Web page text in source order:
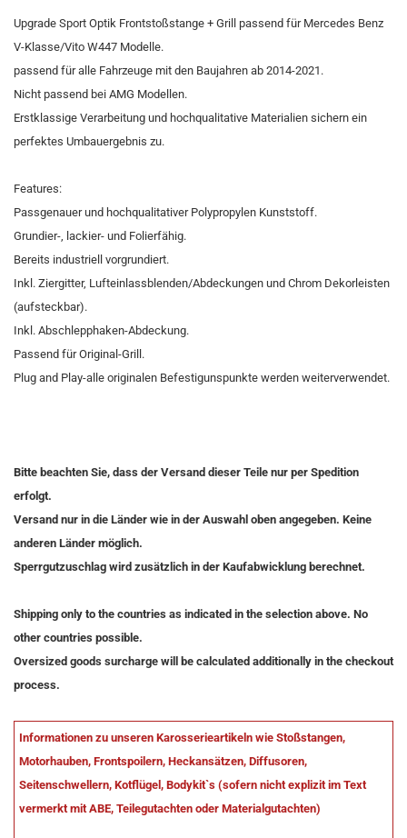
Upgrade Sport Optik Frontstoßstange + Grill passend für Mercedes Benz
V-Klasse/Vito W447 Modelle.
passend für alle Fahrzeuge mit den Baujahren ab 2014-2021.
Nicht passend bei AMG Modellen.
Erstklassige Verarbeitung und hochqualitative Materialien sichern ein
perfektes Umbauergebnis zu.
Features:
Passgenauer und hochqualitativer Polypropylen Kunststoff.
Grundier-, lackier- und Folierfähig.
Bereits industriell vorgrundiert.
Inkl. Ziergitter, Lufteinlassblenden/Abdeckungen und Chrom Dekorleisten
(aufsteckbar).
Inkl. Abschlepphaken-Abdeckung.
Passend für Original-Grill.
Plug and Play-alle originalen Befestigunspunkte werden weiterverwendet.
Bitte beachten Sie, dass der Versand dieser Teile nur per Spedition
erfolgt.
Versand nur in die Länder wie in der Auswahl oben angegeben. Keine
anderen Länder möglich.
Sperrgutzuschlag wird zusätzlich in der Kaufabwicklung berechnet.
Shipping only to the countries as indicated in the selection above. No
other countries possible.
Oversized goods surcharge will be calculated additionally in the checkout
process.
Informationen zu unseren Karosserieartikeln wie Stoßstangen,
Motorhauben, Frontspoilern, Heckansätzen, Diffusoren,
Seitenschwellern, Kotflügel, Bodykit`s (sofern nicht explizit im Text
vermerkt mit ABE, Teilegutachten oder Materialgutachten)